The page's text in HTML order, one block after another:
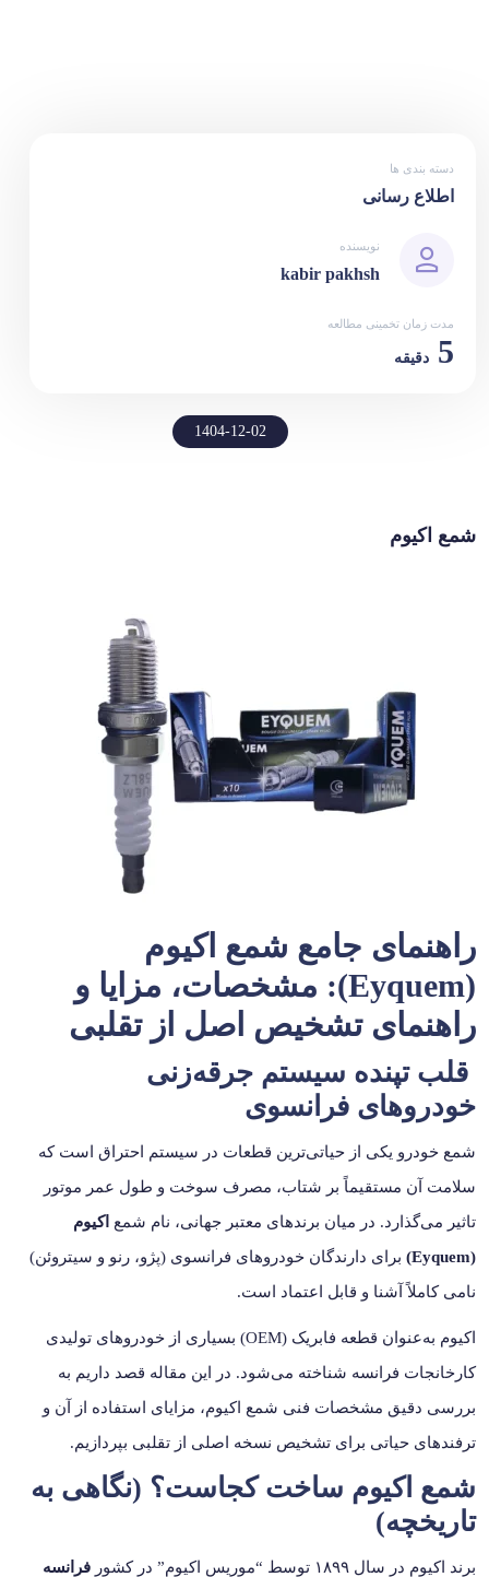
دسته بندی ها
اطلاع رسانی
نویسنده
kabir pakhsh
مدت زمان تخمینی مطالعه
5 دقیقه
1404-12-02
شمع اکیوم
راهنمای جامع شمع اکیوم
(Eyquem): مشخصات، مزایا و
راهنمای تشخیص اصل از تقلبی
قلب تپنده سیستم جرقه‌زنی
خودروهای فرانسوی
شمع خودرو یکی از حیاتی‌ترین قطعات در سیستم احتراق است که
سلامت آن مستقیماً بر شتاب، مصرف سوخت و طول عمر موتور
تاثیر می‌گذارد. در میان برندهای معتبر جهانی، نام شمع اکیوم
(Eyquem)
برای دارندگان خودروهای فرانسوی (پژو، رنو و سیتروئن)
نامی کاملاً آشنا و قابل اعتماد است.
اکیوم به‌عنوان قطعه فابریک (OEM) بسیاری از خودروهای تولیدی
کارخانجات فرانسه شناخته می‌شود. در این مقاله قصد داریم به
بررسی دقیق مشخصات فنی شمع اکیوم، مزایای استفاده از آن و
ترفندهای حیاتی برای تشخیص نسخه اصلی از تقلبی بپردازیم.
شمع اکیوم ساخت کجاست؟ (نگاهی به
تاریخچه)
برند اکیوم در سال ۱۸۹۹ توسط “موریس اکیوم” در کشور
فرانسه